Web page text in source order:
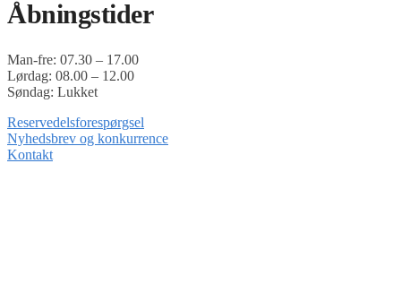
Åbningstider
Man-fre: 07.30 – 17.00
Lørdag: 08.00 – 12.00
Søndag: Lukket
Reservedelsforespørgsel
Nyhedsbrev og konkurrence
Kontakt